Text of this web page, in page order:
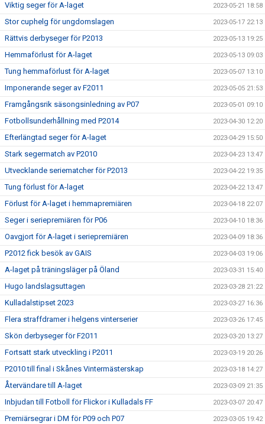
Viktig seger för A-laget 2023-05-21 18:58
Stor cuphelg för ungdomslagen 2023-05-17 22:13
Rättvis derbyseger för P2013 2023-05-13 19:25
Hemmaförlust för A-laget 2023-05-13 09:03
Tung hemmaförlust för A-laget 2023-05-07 13:10
Imponerande seger av F2011 2023-05-05 21:53
Framgångsrik säsongsinledning av P07 2023-05-01 09:10
Fotbollsunderhållning med P2014 2023-04-30 12:20
Efterlängtad seger för A-laget 2023-04-29 15:50
Stark segermatch av P2010 2023-04-23 13:47
Utvecklande seriematcher för P2013 2023-04-22 19:35
Tung förlust för A-laget 2023-04-22 13:47
Förlust för A-laget i hemmapremiären 2023-04-18 22:07
Seger i seriepremiären för P06 2023-04-10 18:36
Oavgjort för A-laget i seriepremiären 2023-04-09 18:36
P2012 fick besök av GAIS 2023-04-03 19:06
A-laget på träningsläger på Öland 2023-03-31 15:40
Hugo landslagsuttagen 2023-03-28 21:22
Kulladalstipset 2023 2023-03-27 16:36
Flera straffdramer i helgens vinterserier 2023-03-26 17:45
Skön derbyseger för F2011 2023-03-20 13:27
Fortsatt stark utveckling i P2011 2023-03-19 20:26
P2010 till final i Skånes Vintermästerskap 2023-03-18 14:27
Återvändare till A-laget 2023-03-09 21:35
Inbjudan till Fotboll för Flickor i Kulladals FF 2023-03-07 20:47
Premiärsegrar i DM för P09 och P07 2023-03-05 19:42